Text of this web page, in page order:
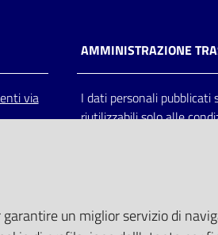
via
AMMINISTRAZIONE
I dati personali pubblicati
riutilizzabili solo alle
un miglior servizio di